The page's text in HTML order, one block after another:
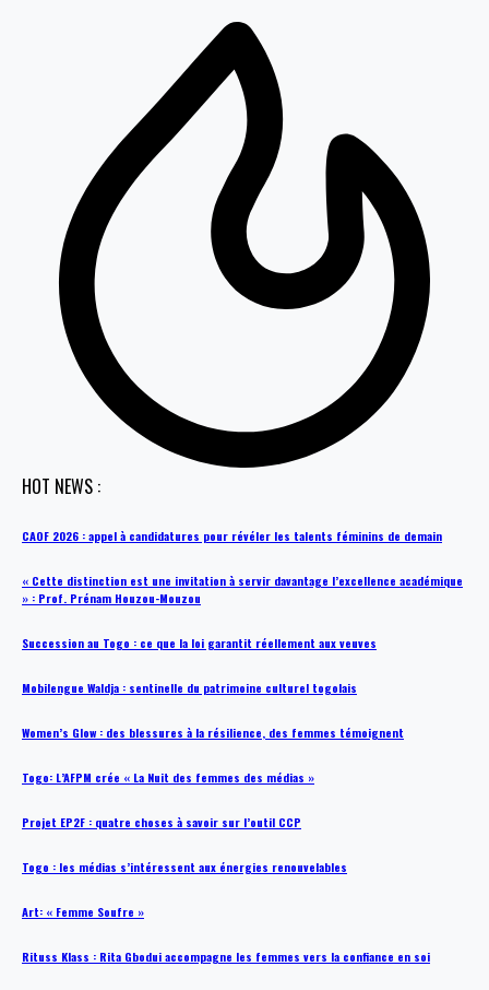
HOT NEWS :
CAOF 2026 : appel à candidatures pour révéler les talents féminins de demain
« Cette distinction est une invitation à servir davantage l’excellence académique
» : Prof. Prénam Houzou-Mouzou
Succession au Togo : ce que la loi garantit réellement aux veuves
Mobilengue Waldja : sentinelle du patrimoine culturel togolais
Women’s Glow : des blessures à la résilience, des femmes témoignent
Togo: L’AFPM crée « La Nuit des femmes des médias »
Projet EP2F : quatre choses à savoir sur l’outil CCP
Togo : les médias s’intéressent aux énergies renouvelables
Art: « Femme Soufre »
Rituss Klass : Rita Gbodui accompagne les femmes vers la confiance en soi